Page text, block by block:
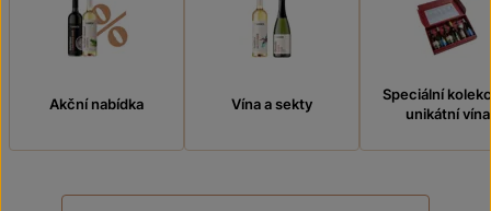
Akční nabídka Vína a sekty
Speciální
unikátní vína